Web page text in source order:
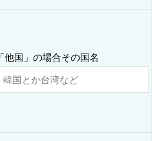
「他国」の場合その国名